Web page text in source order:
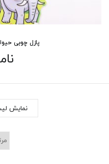
پازل چوبی
نمایش